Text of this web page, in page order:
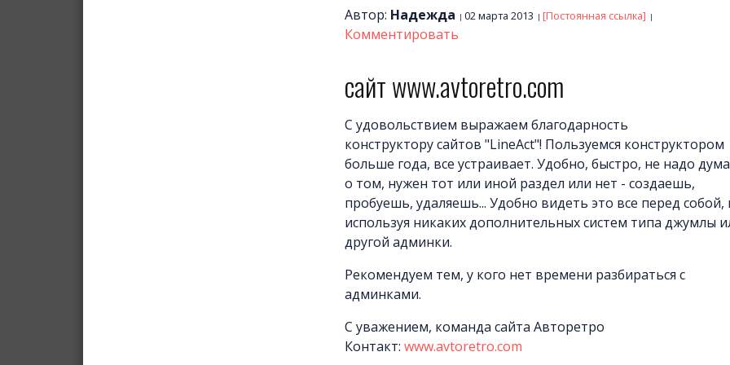
Автор: Надежда 02 марта 2013 [Постоянная ссылка]
Комментировать
сайт www.avtoretro.com
С удовольствием выражаем благодарность
конструктору сайтов "LineAct"! Пользуемся конструктором
больше года, все устраивает. Удобно, быстро, не надо
о том, нужен тот или иной раздел или нет - создаешь,
пробуешь, удаляешь... Удобно видеть это все перед собой,
используя никаких дополнительных систем типа джумлы
другой админки.
Рекомендуем тем, у кого нет времени разбираться с
админками.
С уважением, команда сайта Авторетро
Контакт: www.avtoretro.com